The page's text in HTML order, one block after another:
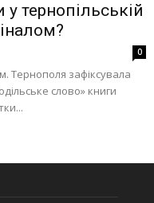
тернопільській
0
Тернополя зафіксувала
слово» книги